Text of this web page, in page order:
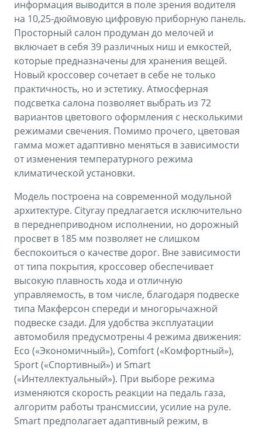
информация выводится в поле зрения водителя
на 10,25-дюймовую цифровую приборную панель.
Просторный салон продуман до мелочей и
включает в себя 39 различных ниш и емкостей,
которые предназначены для хранения вещей.
Новый кроссовер сочетает в себе не только
практичность, но и эстетику. Атмосферная
подсветка салона позволяет выбрать из 72
вариантов цветового оформления с несколькими
режимами свечения. Помимо прочего, цветовая
гамма может адаптивно меняться в зависимости
от изменения температурного режима
климатической установки.
Модель построена на современной модульной
архитектуре. Cityray предлагается исключительно
в переднеприводном исполнении, но дорожный
просвет в 185 мм позволяет не слишком
беспокоиться о качестве дорог. Вне зависимости
от типа покрытия, кроссовер обеспечивает
высокую плавность хода и отличную
управляемость, в том числе, благодаря подвеске
типа Макферсон спереди и многорычажной
подвеске сзади. Для удобства эксплуатации
автомобиля предусмотрены 4 режима движения:
Eco («Экономичный»), Comfort («Комфортный»),
Sport («Спортивный») и Smart
(«Интеллектуальный»). При выборе режима
изменяются скорость реакции на педаль газа,
алгоритм работы трансмиссии, усилие на руле.
Smart предполагает адаптивный режим, в